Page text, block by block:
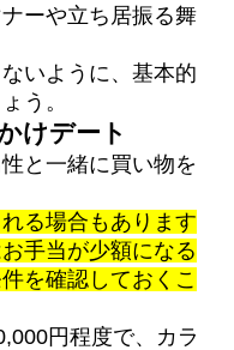
ーや立ち居振る舞
いように、基本的
う。
けデート
と一緒に買い物を
る場合もあります
手当が少額になる
を確認しておくこ
円程度で、カラ